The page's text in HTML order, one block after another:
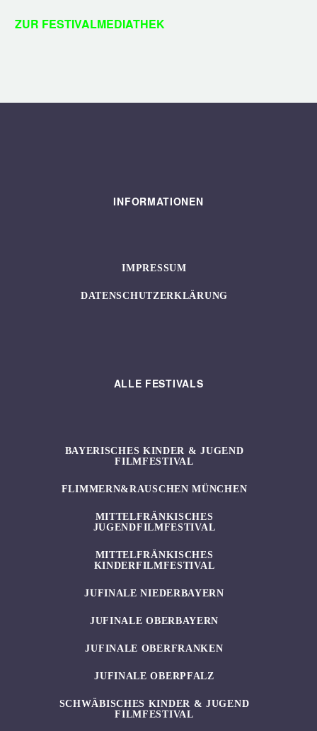
ZUR FESTIVALMEDIATHEK
INFORMATIONEN
IMPRESSUM
DATENSCHUTZERKLÄRUNG
ALLE FESTIVALS
BAYERISCHES KINDER & JUGEND
FILMFESTIVAL
FLIMMERN&RAUSCHEN MÜNCHEN
MITTELFRÄNKISCHES
JUGENDFILMFESTIVAL
MITTELFRÄNKISCHES
KINDERFILMFESTIVAL
JUFINALE NIEDERBAYERN
JUFINALE OBERBAYERN
JUFINALE OBERFRANKEN
JUFINALE OBERPFALZ
SCHWÄBISCHES KINDER & JUGEND
FILMFESTIVAL